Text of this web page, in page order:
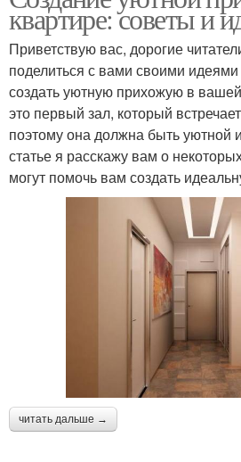
квартире: советы и
Приветствую вас, дорогие
поделиться с вами своими
создать уютную прихожую в
это первый зал, который
поэтому она должна быть уютной
статье я расскажу вам о
могут помочь вам создать
читать дальше →